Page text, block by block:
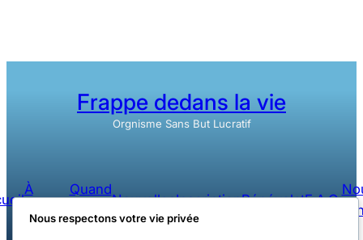
Frappe dedans la vie
Orgnisme Sans But Lucratif
À
Propos
Quand
NouvellesInscriptionBénévolatF.A.Q.
Nous respectons votre vie privée